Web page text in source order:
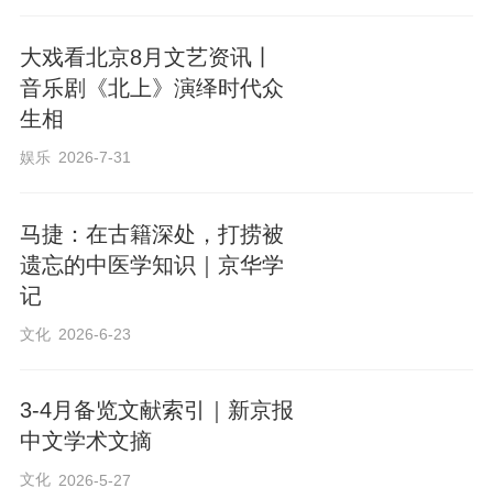
大戏看北京8月文艺资讯丨
音乐剧《北上》演绎时代众
生相
娱乐 2026-7-31
马捷：在古籍深处，打捞被
遗忘的中医学知识｜京华学
记
文化 2026-6-23
3-4月备览文献索引｜新京报
中文学术文摘
文化 2026-5-27